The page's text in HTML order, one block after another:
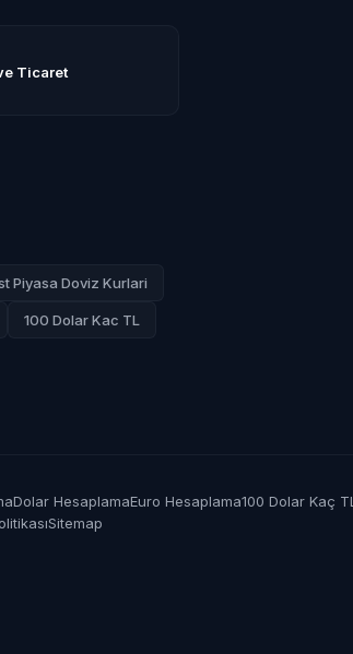
Ticaret
Piyasa Doviz Kurlari
100 Dolar Kac TL
Dolar HesaplamaEuro Hesaplama100 Dolar Kaç TL
Sitemap